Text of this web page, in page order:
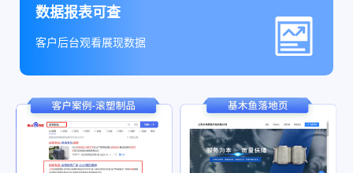
数据报表可查
客户后台观看展现数据